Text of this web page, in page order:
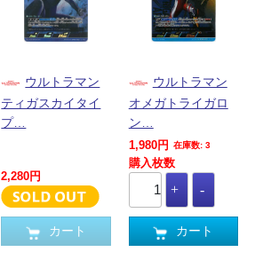
ウルトラマン
ティガスカイタイ
プ…
2,280円
カート
ウルトラマン
オメガトライガロ
ン…
1,980円 在庫数: 3
購入枚数
カート